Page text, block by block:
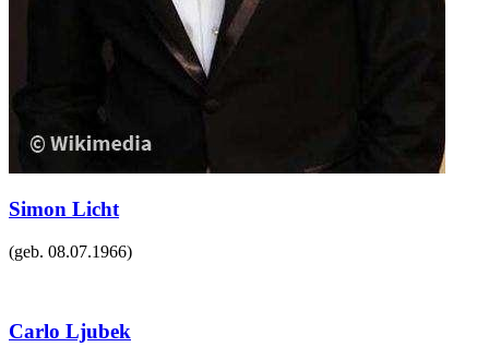
Simon Licht
(geb. 08.07.1966)
Carlo Ljubek